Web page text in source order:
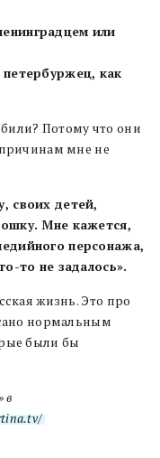
или
как
Потому что они
мне не
своих детей,
Мне кажется,
персонажа,
то не задалось».
жизнь. Это про
нормальным
были бы
в